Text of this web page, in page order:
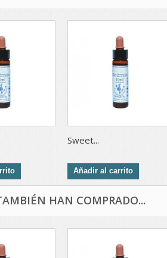
Sweet...
Añadir al carrito
HAN COMPRADO...